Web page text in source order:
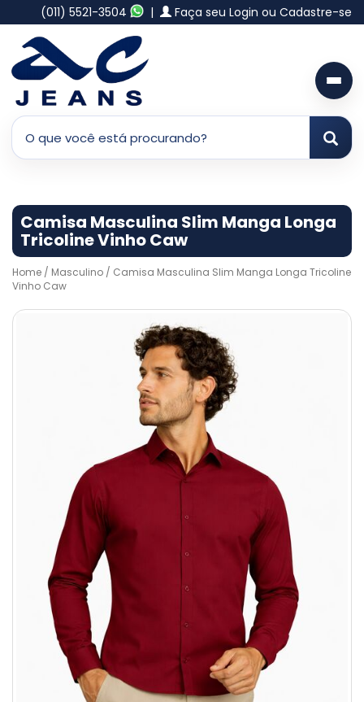
(011) 5521-3504 | Faça seu Login ou Cadastre-se
Camisa Masculina Slim Manga Longa
Tricoline Vinho Caw
Home / Masculino / Camisa Masculina Slim Manga Longa Tricoline
Vinho Caw